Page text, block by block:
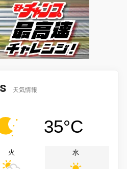
天気情報
35°C
火 水